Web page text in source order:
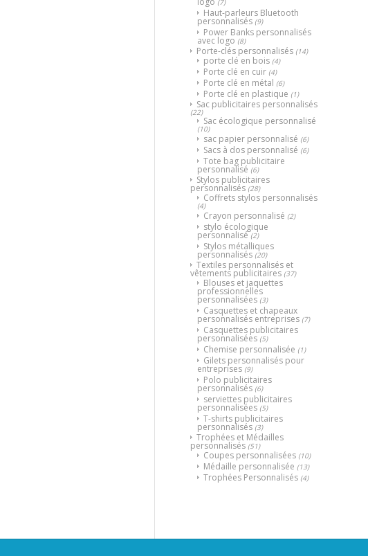
Haut-parleurs Bluetooth
personnalisés (9)
Power Banks personnalisés
avec logo (8)
Porte-clés personnalisés (14)
porte clé en bois (4)
Porte clé en cuir (4)
Porte clé en métal (6)
Porte clé en plastique (1)
Sac publicitaires personnalisés
(22)
Sac écologique personnalisé
(10)
sac papier personnalisé (6)
Sacs à dos personnalisé (6)
Tote bag publicitaire
personnalisé (6)
Stylos publicitaires
personnalisés (28)
Coffrets stylos personnalisés
(4)
Crayon personnalisé (2)
stylo écologique
personnalisé (2)
Stylos métalliques
personnalisés (20)
Textiles personnalisés et
vêtements publicitaires (37)
Blouses et jaquettes
professionnelles
personnalisées (3)
Casquettes et chapeaux
personnalisés entreprises (7)
Casquettes publicitaires
personnalisées (5)
Chemise personnalisée (1)
Gilets personnalisés pour
entreprises (9)
Polo publicitaires
personnalisés (6)
serviettes publicitaires
personnalisées (5)
T-shirts publicitaires
personnalisés (3)
Trophées et Médailles
personnalisés (51)
Coupes personnalisées (10)
Médaille personnalisée (13)
Trophées Personnalisés (4)